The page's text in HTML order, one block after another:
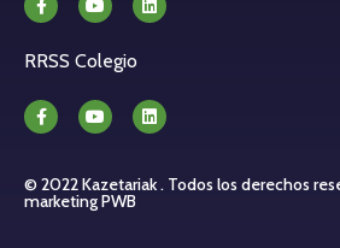
RRSS Colegio
© 2022 Kazetariak . Todos los derechos
marketing PWB